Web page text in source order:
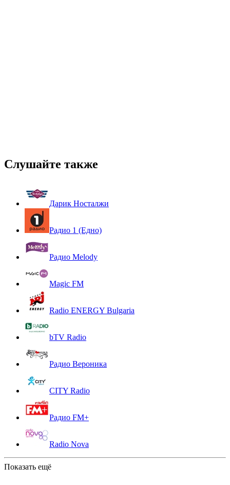
Слушайте также
Дарик Носталжи
Радио 1 (Едно)
Радио Melody
Magic FM
Radio ENERGY Bulgaria
bTV Radio
Радио Вероника
CITY Radio
Радио FM+
Radio Nova
Показать ещё